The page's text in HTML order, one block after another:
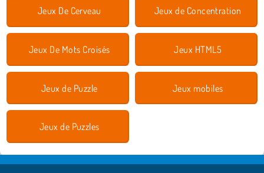
Jeux De Cerveau Jeux de Concentration
Jeux De Mots Croisés Jeux HTML5
Jeux de Puzzle Jeux mobiles
Jeux de Puzzles